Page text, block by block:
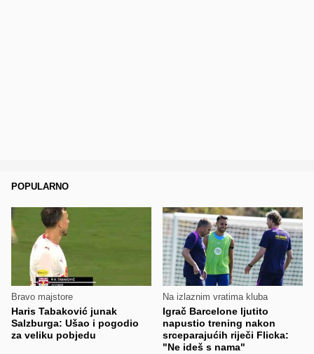
POPULARNO
Bravo majstore
Haris Tabaković junak
Salzburga: Ušao i pogodio
za veliku pobjedu
Na izlaznim vratima kluba
Igrač Barcelone ljutito
napustio trening nakon
srceparajućih riječi Flicka:
"Ne ideš s nama"